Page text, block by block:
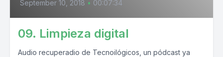
September 10, 2018 • 00:07:34
09. Limpieza digital
Audio recuperadio de Tecnoilógicos, un pódcast ya